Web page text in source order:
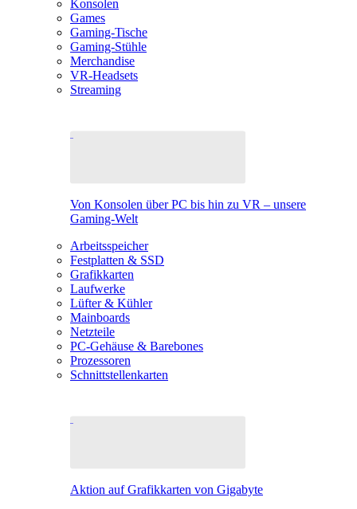
Konsolen
Games
Gaming-Tische
Gaming-Stühle
Merchandise
VR-Headsets
Streaming
Von Konsolen über PC bis hin zu VR – unsere
Gaming-Welt
Arbeitsspeicher
Festplatten & SSD
Grafikkarten
Laufwerke
Lüfter & Kühler
Mainboards
Netzteile
PC-Gehäuse & Barebones
Prozessoren
Schnittstellenkarten
Aktion auf Grafikkarten von Gigabyte